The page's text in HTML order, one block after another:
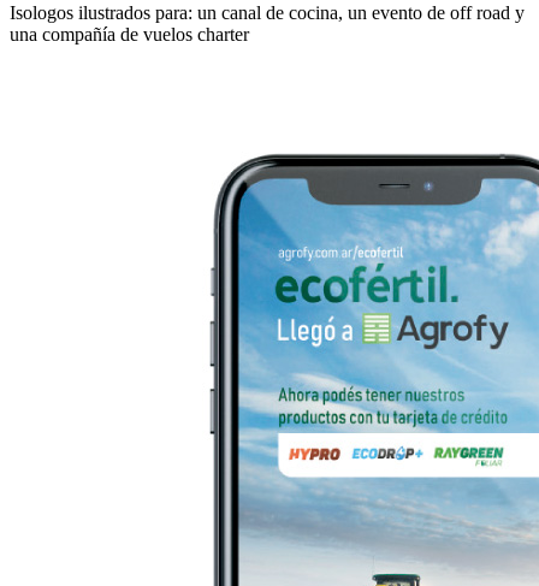
Isologos ilustrados para: un canal de cocina, un evento de off road y
una compañía de vuelos charter